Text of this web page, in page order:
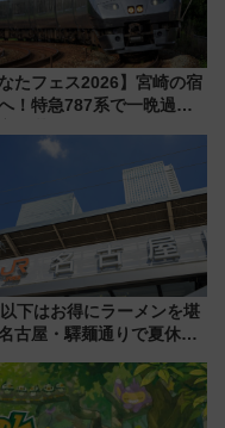
なたフェス2026】宮崎の宿
！特急787系で一晩過ご
おひさま」が救世主に？
下はお得にラーメンを堪
古屋・驛麺通りで夏休み
タート